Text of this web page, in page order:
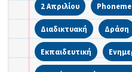
2 Απριλίου
Διαδικτυακή Δράση
Εκπαιδευτική